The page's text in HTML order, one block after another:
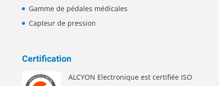
Gamme de pédales médicales
Capteur de pression
Certification
ALCYON Electronique est certifiée ISO